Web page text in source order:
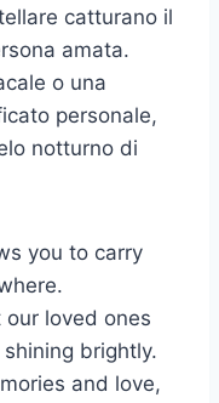
catturano il
amata.
o una
personale,
notturno di
you to carry
loved ones
brightly.
and love,